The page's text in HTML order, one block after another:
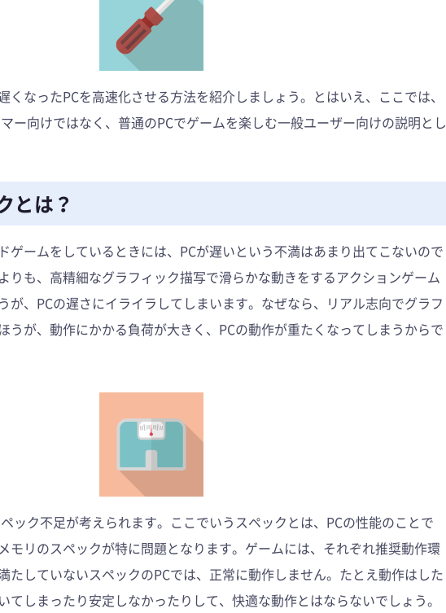
くなったPCを高速化させる方法を紹介しましょう。とはいえ、ここでは、
ー向けではなく、普通のPCでゲームを楽しむ一般ユーザー向けの説明とし
とは？
ゲームをしているときには、PCが遅いという不満はあまり出てこないので
りも、高精細なグラフィック描写で滑らかな動きをするアクションゲーム
が、PCの遅さにイライラしてしまいます。なぜなら、リアル志向でグラフ
うが、動作にかかる負荷が大きく、PCの動作が重たくなってしまうからで
ック不足が考えられます。ここでいうスペックとは、PCの性能のことで
モリのスペックが特に問題となります。ゲームには、それぞれ推奨動作環
たしていないスペックのPCでは、正常に動作しません。たとえ動作はした
てしまったり安定しなかったりして、快適な動作とはならないでしょう。